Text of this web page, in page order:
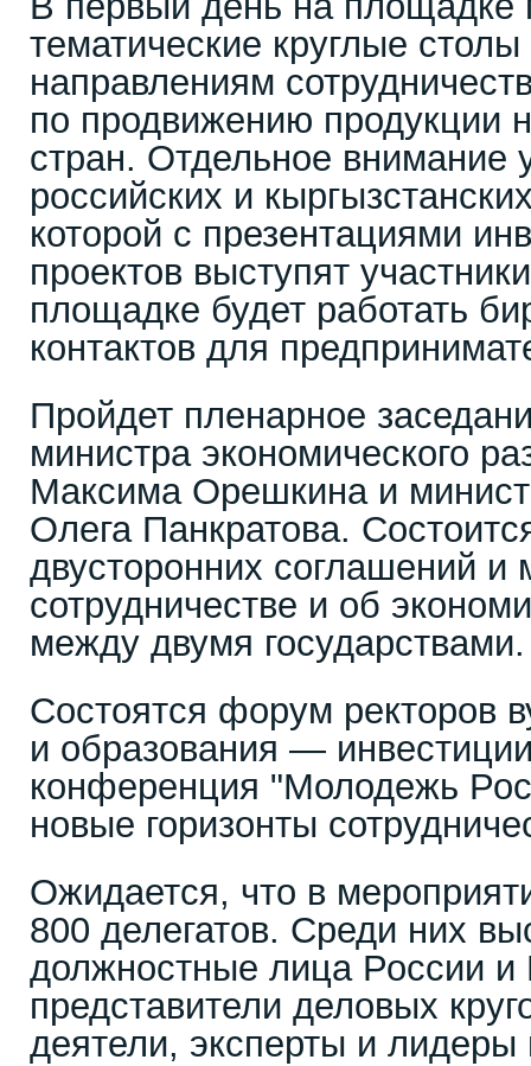
тематические круглые
направлениям
по продвижению продукции
стран. Отдельное внимание
российских и
которой с презентациями
проектов выступят
площадке будет работать
контактов для
Пройдет пленарное
министра экономического
Максима Орешкина и
Олега Панкратова.
двусторонних соглашений
сотрудничестве и об
между двумя государствами.
Состоятся форум ректоров
и образования —
конференция "Молодежь
новые горизонты
Ожидается, что в
800 делегатов. Среди них
должностные лица России и
представители деловых
деятели, эксперты и